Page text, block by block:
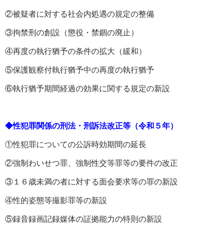
②被疑者に対する社会内処遇の規定の整備
③拘禁刑の創設（懲役・禁錮の廃止）
④再度の執行猶予の条件の拡大（緩和）
⑤保護観察付執行猶予中の再度の執行猶予
⑥執行猶予期間経過の効果に関する規定の新設
◆性犯罪関係の刑法・刑訴法改正等（令和５年）
①性犯罪についての公訴時効期間の延長
②強制わいせつ罪、強制性交等罪等の要件の改正
③１６歳未満の者に対する面会要求等の罪の新設
④性的姿態等撮影罪等の新設
⑤録音録画記録媒体の証拠能力の特則の新設